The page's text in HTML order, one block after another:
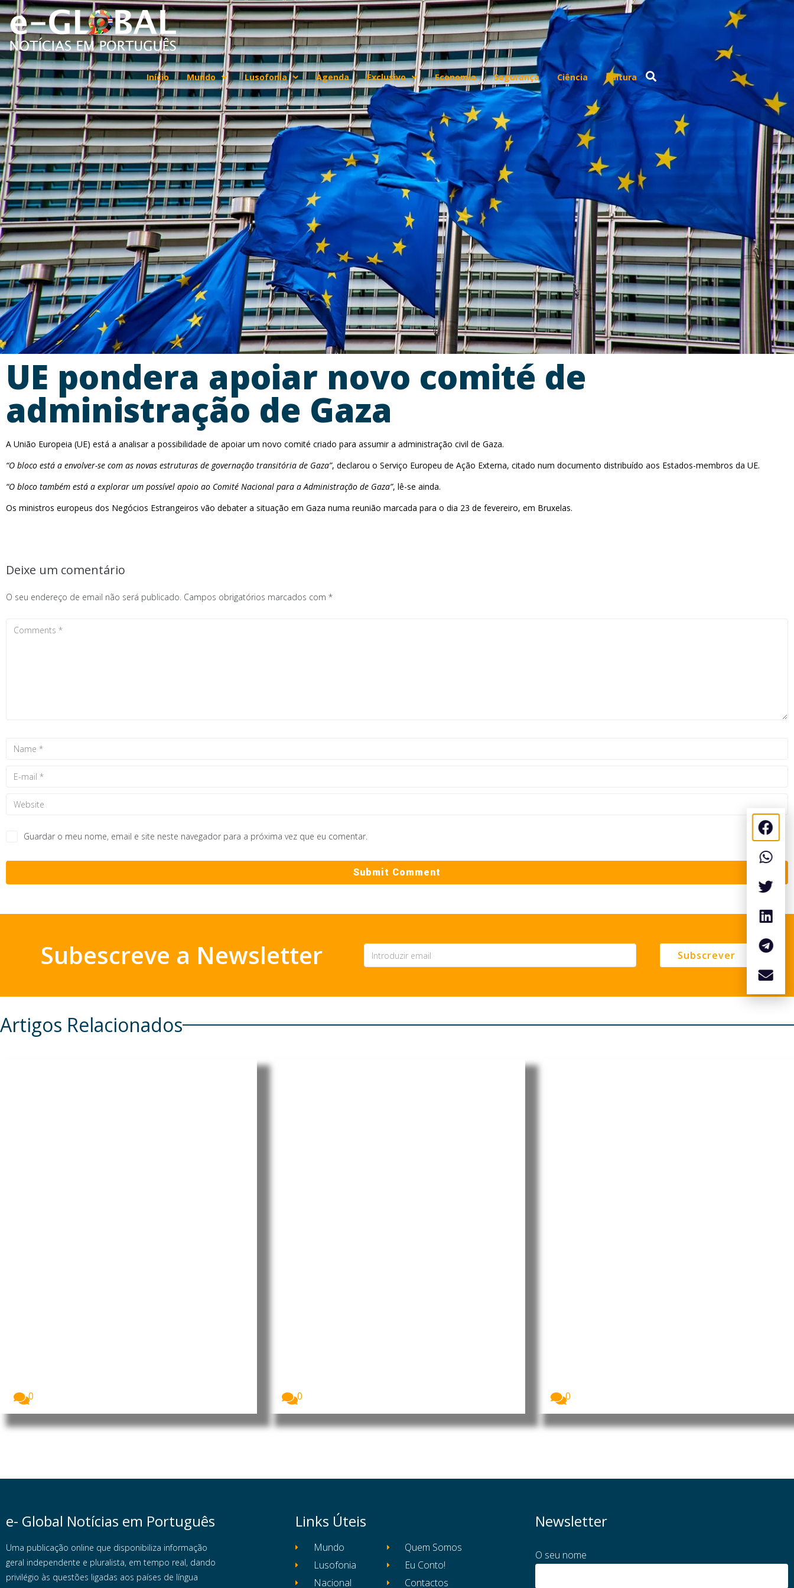
Início Mundo Lusofonia Agenda Exclusivo Economia Segurança Ciência Cultura
UE pondera apoiar novo comité de
administração de Gaza
A União Europeia (UE) está a analisar a possibilidade de apoiar um novo comité criado para assumir a administração civil de Gaza.
“O bloco está a envolver-se com as novas estruturas de governação transitória de Gaza”, declarou o Serviço Europeu de Ação Externa, citado num documento distribuído aos Estados-membros da UE.
“O bloco também está a explorar um possível apoio ao Comité Nacional para a Administração de Gaza”, lê-se ainda.
Os ministros europeus dos Negócios Estrangeiros vão debater a situação em Gaza numa reunião marcada para o dia 23 de fevereiro, em Bruxelas.
Deixe um comentário
O seu endereço de email não será publicado. Campos obrigatórios marcados com *
Guardar o meu nome, email e site neste navegador para a próxima vez que eu comentar.
Subescreve a Newsletter Subscrever
Artigos Relacionados
0
0
0
e- Global Notícias em Português
Uma publicação online que disponibiliza informação
geral independente e pluralista, em tempo real, dando
privilégio às questões ligadas aos países de língua
Links Úteis
Mundo
Lusofonia
Nacional
Quem Somos
Eu Conto!
Contactos
Newsletter
O seu nome